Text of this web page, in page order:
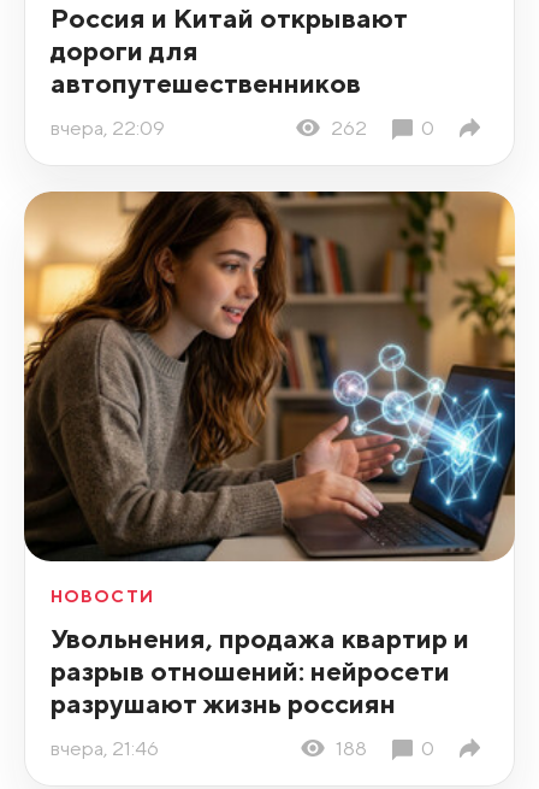
Россия и Китай открывают
дороги для
автопутешественников
вчера, 22:09 262 0
НОВОСТИ
Увольнения, продажа квартир и
разрыв отношений: нейросети
разрушают жизнь россиян
вчера, 21:46 188 0